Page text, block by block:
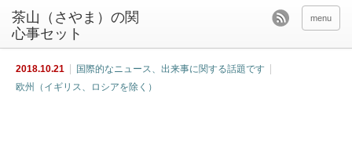
茶山（さやま）の関
心事セット
menu
2018.10.21
国際的なニュース、出来事に関する話題です
欧州（イギリス、ロシアを除く）